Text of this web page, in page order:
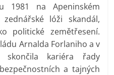
1981 na Apeninském
lóži skandál,
politické zemětřesení.
Arnalda Forlaniho a v
skončila kariéra řady
a tajných